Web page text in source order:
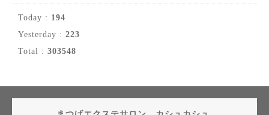
Today : 194
Yesterday : 223
Total : 303548